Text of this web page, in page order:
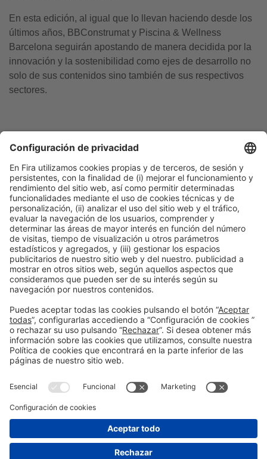
En esta edición, al igual que lo llevan haciendo desde los
últimos años, BBConstrumat y Piscina & Wellness
Barcelona seguirán apostando de manera decidida por la
innovación y la sostenibilidad como ejes de desarrollo no
solo de sus contenidos sino también de sus respectivos
sectores.
Información general
Aviso legal
Política de privacidad
Política de cookies
#PISCINABARCELONA
en las redes sociales
© 2024 Fira de Barcelona
Instagram?